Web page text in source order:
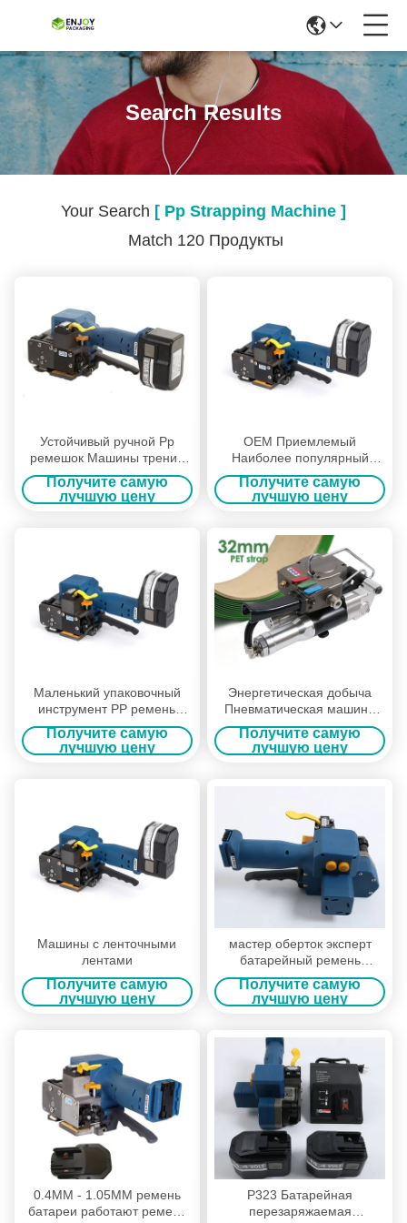
Search Results
Your Search [ Pp Strapping Machine ]
Match 120 Продукты
Устойчивый ручной Pp
ремешок Машины трения
сварки Пластиковый
ленточный ремешок
инструмент
Получите самую
лучшую цену
OEM Приемлемый
Наиболее популярный
ручной ручной ремешок для
PET ленты с натяжкой
ветрового стекла
Получите самую
лучшую цену
Маленький упаковочный
инструмент PP ремень
ремешки машина
Получите самую
лучшую цену
Энергетическая добыча
Пневматическая машина
для застегивания домашних
животных Пневматический
инструмент для
Получите самую
лучшую цену
Машины с ленточными
лентами
Получите самую
лучшую цену
мастер оберток эксперт
батарейный ремень
машины ручной
упаковочный инструмент
Получите самую
лучшую цену
0.4MM - 1.05MM ремень
батареи работают ремень
P323 Батарейная
перезаряжаемая